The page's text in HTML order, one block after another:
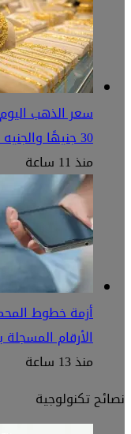
30 جنيهًا والجنيه الذهب يقترب من 49 ألفًا
منذ 11 ساعة
أزمة خطوط
الأرقام
منذ 13 ساعة
نصائح تكنولوجية